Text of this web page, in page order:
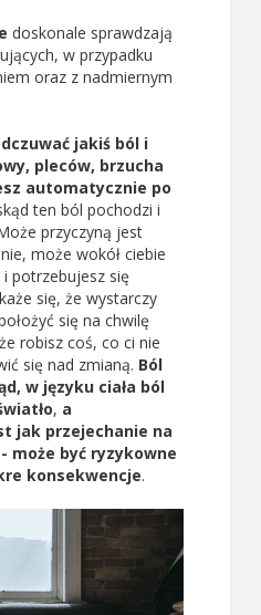
doskonale sprawdzają
w przypadku
oraz z nadmiernym
jakiś ból i
pleców, brzucha
automatycznie po
ten ból pochodzi i
przyczyną jest
może wokół ciebie
potrzebujesz się
się, że wystarczy
się na chwilę
robisz coś, co ci nie
się nad zmianą. Ból
w języku ciała ból
, a
jak przejechanie na
może być ryzykowne
konsekwencje.